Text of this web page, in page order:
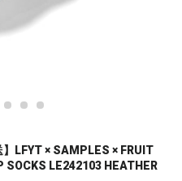
LFYT × SAMPLES × FRUIT
SOCKS LE242103 HEATHER